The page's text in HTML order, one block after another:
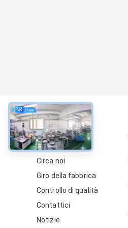
circa
Circa noi
Giro della fabbrica
Controllo di qualità
Contattici
Notizie